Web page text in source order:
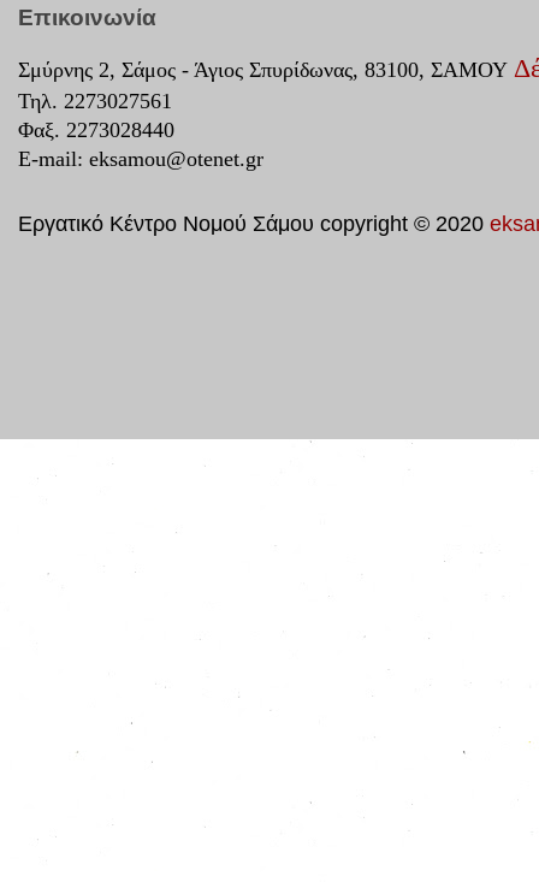
Επικοινωνία
Σμύρνης 2, Σάμος - Άγιος Σπυρίδωνας, 83100, ΣΑΜΟΥ
Τηλ. 2273027561
Φαξ. 2273028440
E-mail: eksamou@otenet.gr
Εργατικό Κέντρο Νομού Σάμου copyright © 2020